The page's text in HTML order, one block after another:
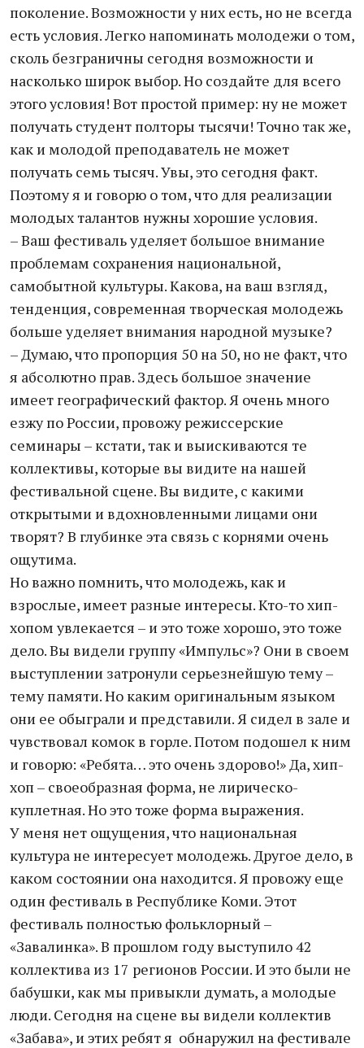
поколение. Возможности у них есть, но не всегда
есть условия. Легко напоминать молодежи о том,
сколь безграничны сегодня возможности и
насколько широк выбор. Но создайте для всего
этого условия! Вот простой пример: ну не может
получать студент полторы тысячи! Точно так же,
как и молодой преподаватель не может
получать семь тысяч. Увы, это сегодня факт.
Поэтому я и говорю о том, что для реализации
молодых талантов нужны хорошие условия.
– Ваш фестиваль уделяет большое внимание
проблемам сохранения национальной,
самобытной культуры. Какова, на ваш взгляд,
тенденция, современная творческая молодежь
больше уделяет внимания народной музыке?
– Думаю, что пропорция 50 на 50, но не факт, что
я абсолютно прав. Здесь большое значение
имеет географический фактор. Я очень много
езжу по России, провожу режиссерские
семинары – кстати, так и выискиваются те
коллективы, которые вы видите на нашей
фестивальной сцене. Вы видите, с какими
открытыми и вдохновленными лицами они
творят? В глубинке эта связь с корнями очень
ощутима.
Но важно помнить, что молодежь, как и
взрослые, имеет разные интересы. Кто-то хип-
хопом увлекается – и это тоже хорошо, это тоже
дело. Вы видели группу «Импульс»? Они в своем
выступлении затронули серьезнейшую тему –
тему памяти. Но каким оригинальным языком
они ее обыграли и представили. Я сидел в зале и
чувствовал комок в горле. Потом подошел к ним
и говорю: «Ребята… это очень здорово!» Да, хип-
хоп – своеобразная форма, не лирическо-
куплетная. Но это тоже форма выражения.
У меня нет ощущения, что национальная
культура не интересует молодежь. Другое дело, в
каком состоянии она находится. Я провожу еще
один фестиваль в Республике Коми. Этот
фестиваль полностью фольклорный –
«Завалинка». В прошлом году выступило 42
коллектива из 17 регионов России. И это были не
бабушки, как мы привыкли думать, а молодые
люди. Сегодня на сцене вы видели коллектив
«Забава», и этих ребят я обнаружил на фестивале